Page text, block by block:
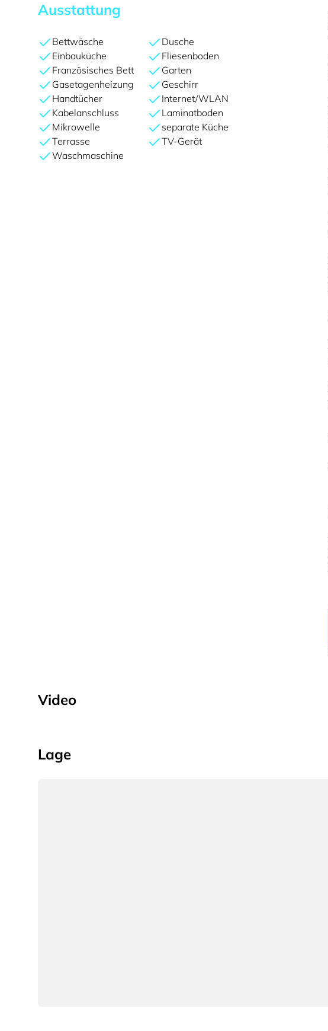
Ausstattung
Bettwäsche
Dusche
Einbauküche
Fliesenboden
Französisches Bett
Garten
Gasetagenheizung
Geschirr
Handtücher
Internet/WLAN
Kabelanschluss
Laminatboden
Mikrowelle
separate Küche
Terrasse
TV-Gerät
Waschmaschine
Video
Lage